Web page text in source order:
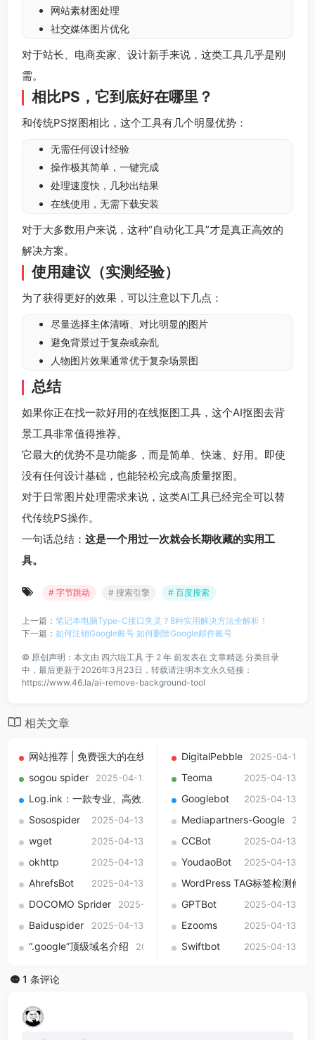
网站素材图处理
社交媒体图片优化
对于站长、电商卖家、设计新手来说，这类工具几乎是刚
需。
相比PS，它到底好在哪里？
和传统PS抠图相比，这个工具有几个明显优势：
无需任何设计经验
操作极其简单，一键完成
处理速度快，几秒出结果
在线使用，无需下载安装
对于大多数用户来说，这种“自动化工具”才是真正高效的
解决方案。
使用建议（实测经验）
为了获得更好的效果，可以注意以下几点：
尽量选择主体清晰、对比明显的图片
避免背景过于复杂或杂乱
人物图片效果通常优于复杂场景图
总结
如果你正在找一款好用的在线抠图工具，这个AI抠图去背
景工具非常值得推荐。
它最大的优势不是功能多，而是简单、快速、好用。即使
没有任何设计基础，也能轻松完成高质量抠图。
对于日常图片处理需求来说，这类AI工具已经完全可以替
代传统PS操作。
一句话总结： 这是一个用过一次就会长期收藏的实用工
具。
# 字节跳动 # 搜索引擎 # 百度搜索
上一篇： 笔记本电脑Type-C接口失灵？8种实用解决方法全解析！
下一篇： 如何注销Google账号 如何删除Google邮件账号
© 原创声明：本文由 四六啦工具 于 2 年 前发表在 文章精选 分类目录
中，最后更新于2026年3月23日，转载请注明本文永久链接：
https://www.46.la/ai-remove-background-tool
相关文章
网站推荐 | 免费强大的在线SEO页面分析优化网站 2025-03-29
DigitalPebble 2025-04-13
sogou spider 2025-04-13 Teoma 2025-04-13
Log.ink：一款专业、高效、易用的网站日志分析工具推荐 2025-
Googlebot 2025-04-13
Sosospider 2025-04-13 Mediapartners-Google
wget 2025-04-13 CCBot 2025-04-13
okhttp 2025-04-13 YoudaoBot 2025-04-13
AhrefsBot 2025-04-13
WordPress TAG标签检测修
DOCOMO Sprider
2025-04-13 GPTBot 2025-04-13
Baiduspider 2025-04-13 Ezooms 2025-04-13
“.google”顶级域名介绍 2025-09-01Swiftbot 2025-04-13
1 条评论